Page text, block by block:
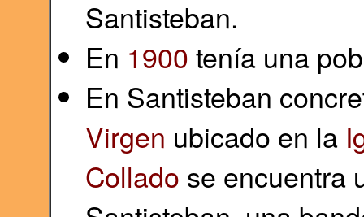
Santisteban.
En 1900 tenía una
En Santisteban
Virgen ubicado en la
Collado se encuentra